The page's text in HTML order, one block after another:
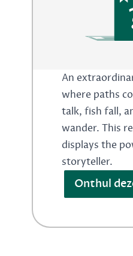
An
where paths
talk, fish fall,
wander. This
displays the
storyteller.
Onthul